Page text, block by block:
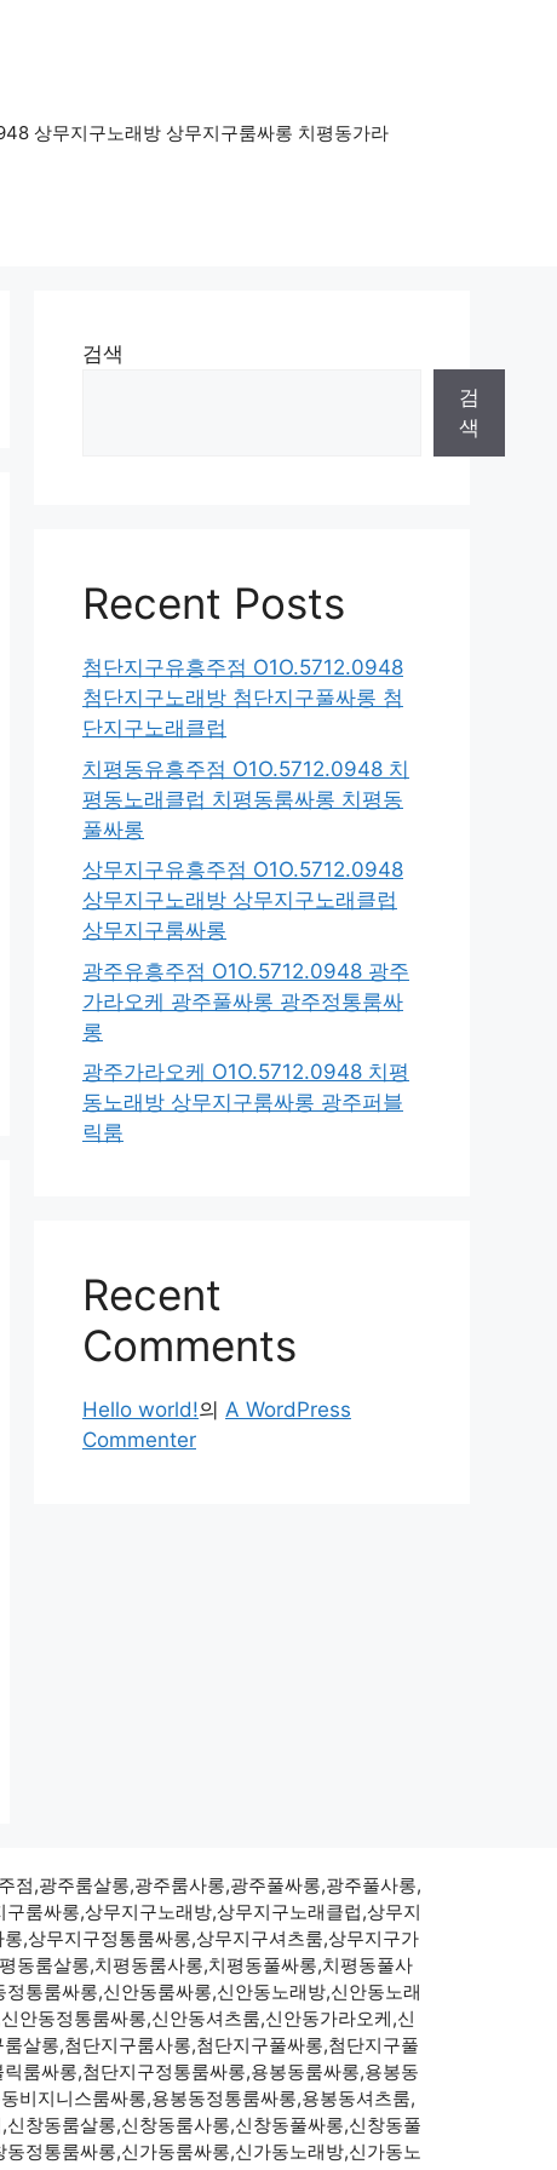
상무지구노래방 상무지구룸싸롱 치평동가라
검색
검
색
Recent Posts
첨단지구유흥주점 O1O.5712.0948
첨단지구노래방 첨단지구풀싸롱 첨
단지구노래클럽
치평동유흥주점 O1O.5712.0948 치
평동노래클럽 치평동룸싸롱 치평동
풀싸롱
상무지구유흥주점 O1O.5712.0948
상무지구노래방 상무지구노래클럽
상무지구룸싸롱
광주유흥주점 O1O.5712.0948 광주
가라오케 광주풀싸롱 광주정통룸싸
롱
광주가라오케 O1O.5712.0948 치평
동노래방 상무지구룸싸롱 광주퍼블
릭룸
Recent
Comments
Hello world!의 A WordPress
Commenter
점,광주룸살롱,광주룸사롱,광주풀싸롱,광주풀사롱,
룸싸롱,상무지구노래방,상무지구노래클럽,상무지
,상무지구정통룸싸롱,상무지구셔츠룸,상무지구가
동룸살롱,치평동룸사롱,치평동풀싸롱,치평동풀사
통룸싸롱,신안동룸싸롱,신안동노래방,신안동노래
안동정통룸싸롱,신안동셔츠룸,신안동가라오케,신
살롱,첨단지구룸사롱,첨단지구풀싸롱,첨단지구풀
룸싸롱,첨단지구정통룸싸롱,용봉동룸싸롱,용봉동
비지니스룸싸롱,용봉동정통룸싸롱,용봉동셔츠룸,
창동룸살롱,신창동룸사롱,신창동풀싸롱,신창동풀
정통룸싸롱,신가동룸싸롱,신가동노래방,신가동노